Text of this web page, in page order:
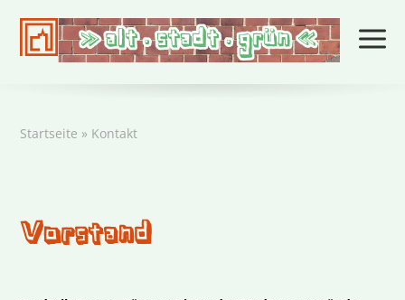
Startseite » Kontakt
Kontakt
Vorstand